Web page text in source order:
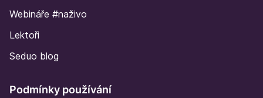
Webináře #naživo
Lektoři
Seduo blog
Podmínky používání